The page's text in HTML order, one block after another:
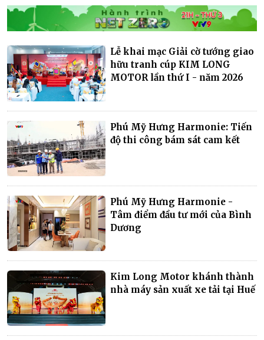
Lễ khai mạc Giải cờ tướng giao
hữu tranh cúp KIM LONG
MOTOR lần thứ I - năm 2026
Phú Mỹ Hưng Harmonie: Tiến
độ thi công bám sát cam kết
Phú Mỹ Hưng Harmonie -
Tâm điểm đầu tư mới của Bình
Dương
Kim Long Motor khánh thành
nhà máy sản xuất xe tải tại Huế